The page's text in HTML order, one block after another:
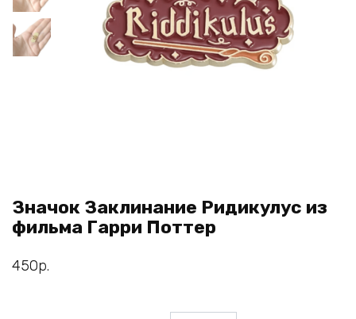
Значок Заклинание Ридикулус из
фильма Гарри Поттер
450р.